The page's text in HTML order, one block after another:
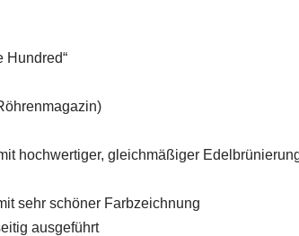
Hundred“
hochwertiger, gleichmäßiger
sehr schöner Farbzeichnung
ausgeführt